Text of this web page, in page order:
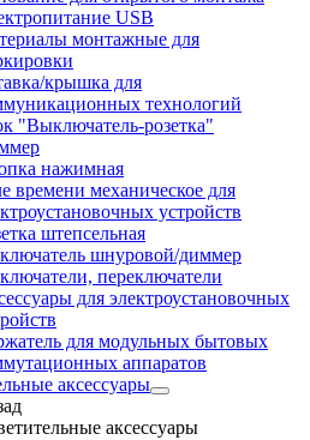
USB
монтажные для
крышка для
технологий
"Выключатель-розетка"
нажимная
времени механическое для
устройств
штепсельная
шнуровой/диммер
переключатели
для электроустановочных
для модульных бытовых
аппаратов
аксессуары
аксессуары